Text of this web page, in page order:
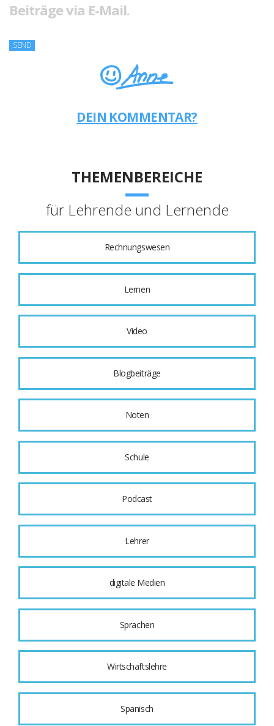
Beiträge via E-Mail.
DEIN KOMMENTAR?
THEMENBEREICHE
für Lehrende und Lernende
Rechnungswesen
Lernen
Video
Blogbeiträge
Noten
Schule
Podcast
Lehrer
digitale Medien
Sprachen
Wirtschaftslehre
Spanisch